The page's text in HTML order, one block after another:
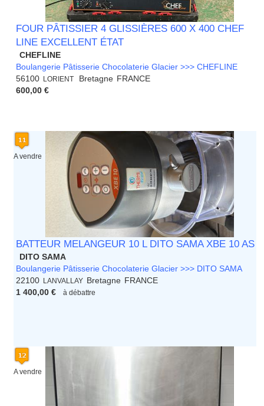
FOUR PÂTISSIER 4 GLISSIÈRES 600 X 400 CHEF
LINE EXCELLENT ÉTAT
CHEFLINE
Boulangerie Pâtisserie Chocolaterie Glacier >>> CHEFLINE
56100
LORIENT Bretagne FRANCE
600,00 €
A vendre
BATTEUR MELANGEUR 10 L DITO SAMA XBE 10 AS
DITO SAMA
Boulangerie Pâtisserie Chocolaterie Glacier >>> DITO SAMA
22100
LANVALLAY Bretagne FRANCE
1 400,00 €
à débattre
A vendre